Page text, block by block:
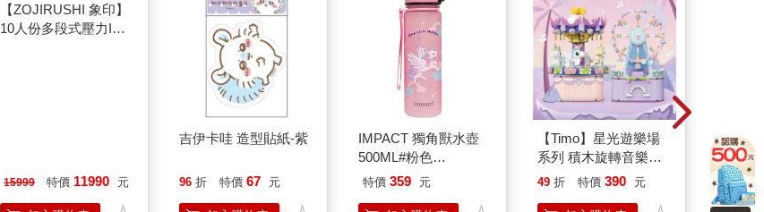
【ZOJIRUSHI 象印】
10人份多段式壓力IH
15999 特價 11990 元
吉伊卡哇 造型貼紙-紫
96 折 特價 67 元
IMPACT 獨角獸水壺
500ML#粉色
IM00B11PK
特價 359 元
【Timo】星光遊樂場
系列 積木旋轉音樂盒
禮物
49 折 特價 390 元
【電子
子
特價